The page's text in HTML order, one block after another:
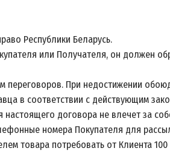
Республики Беларусь.
или Получателя, он должен
переговоров. При недостижении
в соответствии с действующим
договора не влечет за
номера Покупателя для
товара потребовать от Клиента